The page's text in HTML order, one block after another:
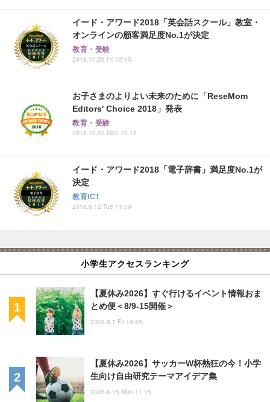
イード・アワード2018「英会話スクール」教室・
オンラインの顧客満足度No.1が決定
教育・受験
2018.10.26 Fri 12:15
お子さまのよりよい未来のために「ReseMom
Editors' Choice 2018」発表
教育・受験
2018.10.22 Mon 10:15
イード・アワード2018「電子辞書」満足度No.1が
決定
教育ICT
2018.6.12 Tue 11:00
小学生アクセスランキング
【夏休み2026】すぐ行けるイベント情報おま
とめ便＜8/9-15開催＞
2026.8.7 Fri 19:45
【夏休み2026】サッカーW杯熱狂の今！小学
生向け自由研究テーマアイデア集
2026.6.15 Mon 11:15